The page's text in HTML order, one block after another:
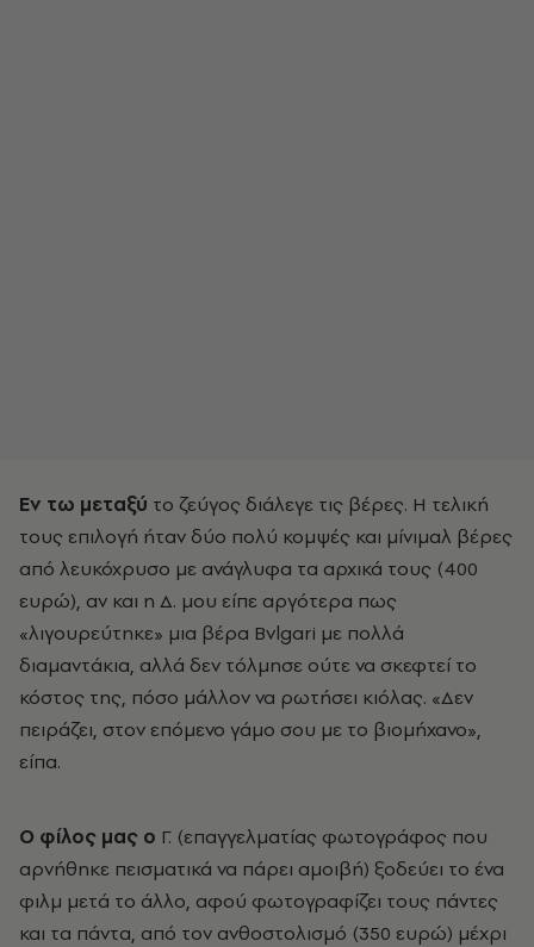
Eν τω μεταξύ το ζεύγος διάλεγε τις βέρες. H τελική
τους επιλογή ήταν δύο πολύ κομψές και μίνιμαλ βέρες
από λευκόχρυσο με ανάγλυφα τα αρχικά τους (400
ευρώ), αν και η Δ. μου είπε αργότερα πως
«λιγουρεύτηκε» μια βέρα Bvlgari με πολλά
διαμαντάκια, αλλά δεν τόλμησε ούτε να σκεφτεί το
κόστος της, πόσο μάλλον να ρωτήσει κιόλας. «Δεν
πειράζει, στον επόμενο γάμο σου με το βιομήχανο»,
είπα.
O φίλος μας ο Γ. (επαγγελματίας φωτογράφος που
αρνήθηκε πεισματικά να πάρει αμοιβή) ξοδεύει το ένα
φιλμ μετά το άλλο, αφού φωτογραφίζει τους πάντες
και τα πάντα, από τον ανθοστολισμό (350 ευρώ) μέχρι